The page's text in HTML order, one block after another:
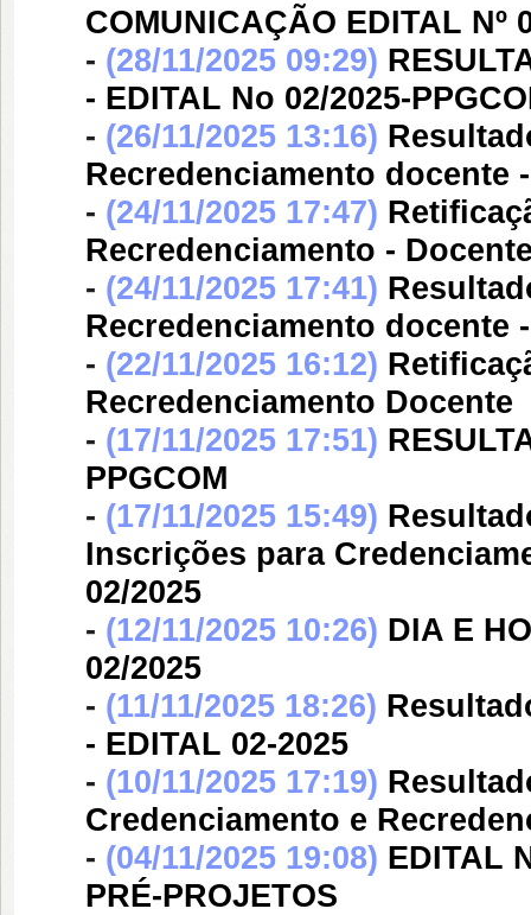
COMUNICAÇÃO EDITAL Nº
- (28/11/2025 09:29)
- EDITAL No 02/2025-
- (26/11/2025 13:16)
Recredenciamento docente
- (24/11/2025 17:47)
Recredenciamento -
- (24/11/2025 17:41)
Recredenciamento docente
- (22/11/2025 16:12)
Recredenciamento Docente
- (17/11/2025 17:51)
PPGCOM
- (17/11/2025 15:49)
Inscrições para
02/2025
- (12/11/2025 10:26) DIA E
02/2025
- (11/11/2025 18:26)
- EDITAL 02-2025
- (10/11/2025 17:19)
Credenciamento e
- (04/11/2025 19:08) EDITAL
PRÉ-PROJETOS